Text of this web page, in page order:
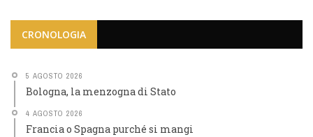
CRONOLOGIA
5 AGOSTO 2026
Bologna, la menzogna di Stato
4 AGOSTO 2026
Francia o Spagna purché si mangi